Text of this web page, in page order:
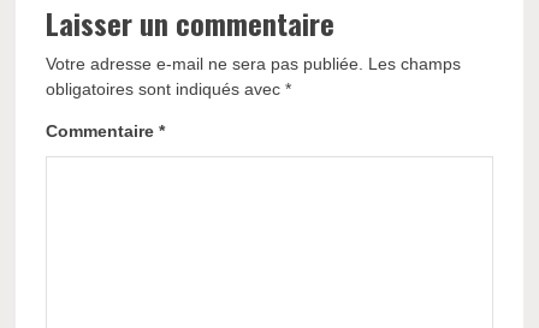
Laisser un commentaire
Votre adresse e-mail ne sera pas publiée. Les champs
obligatoires sont indiqués avec*
Commentaire*